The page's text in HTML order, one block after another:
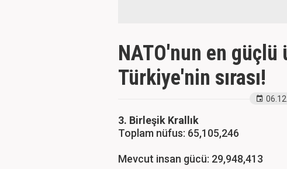
NATO'nun en
Türkiye'nin sırası!
3. Birleşik Krallık
Toplam nüfus: 65,105,246
Mevcut insan gücü: 29,948,413